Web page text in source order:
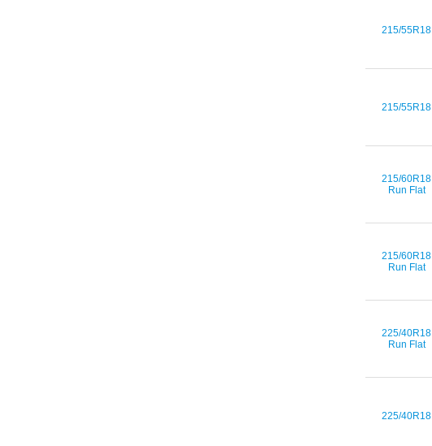
215/55R18
215/55R18
215/60R18
Run Flat
215/60R18
Run Flat
225/40R18
Run Flat
225/40R18